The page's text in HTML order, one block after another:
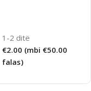
1-2 ditë
€2.00 (mbi €50.00
falas)